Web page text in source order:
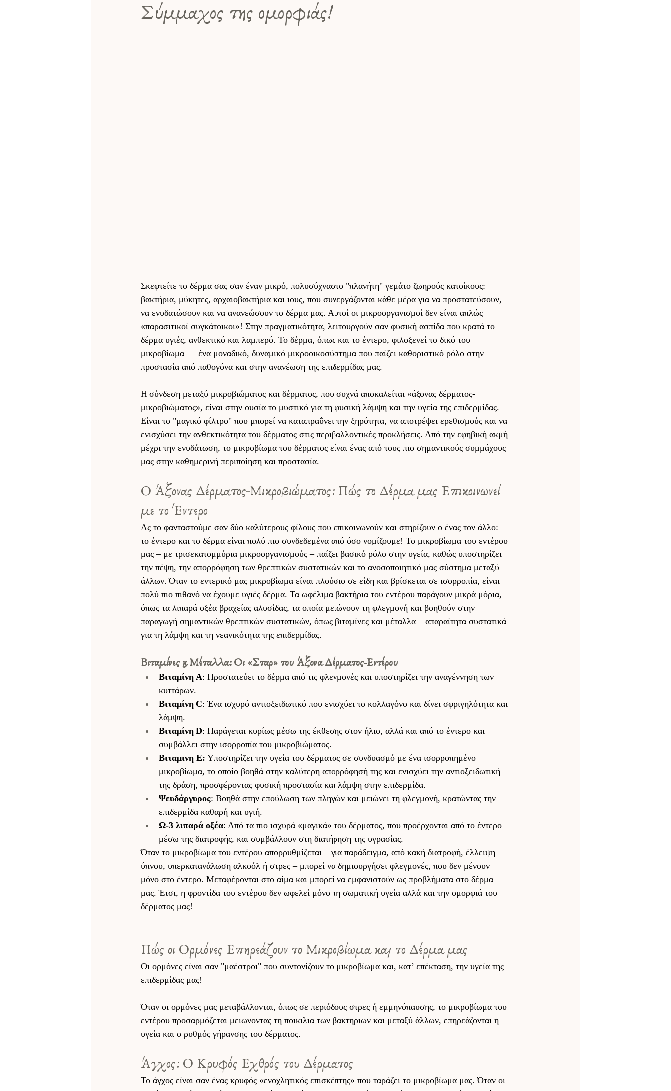
Σύμμαχος της ομορφιάς!
Σκεφτείτε το δέρμα σας σαν έναν μικρό, πολυσύχναστο "πλανήτη" γεμάτο ζωηρούς κατοίκους:
βακτήρια, μύκητες, αρχαιοβακτήρια και ιους, που συνεργάζονται κάθε μέρα για να προστατεύσουν,
να ενυδατώσουν και να ανανεώσουν το δέρμα μας. Αυτοί οι μικροοργανισμοί δεν είναι απλώς
«παρασιτικοί συγκάτοικοι»! Στην πραγματικότητα, λειτουργούν σαν φυσική ασπίδα που κρατά το
δέρμα υγιές, ανθεκτικό και λαμπερό. Το δέρμα, όπως και το έντερο, φιλοξενεί το δικό του
μικροβίωμα — ένα μοναδικό, δυναμικό μικροοικοσύστημα που παίζει καθοριστικό ρόλο στην
προστασία από παθογόνα και στην ανανέωση της επιδερμίδας μας.
H σύνδεση μεταξύ μικροβιώματος και δέρματος, που συχνά αποκαλείται «άξονας δέρματος-
μικροβιώματος», είναι στην ουσία το μυστικό για τη φυσική λάμψη και την υγεία της επιδερμίδας.
Είναι το "μαγικό φίλτρο" που μπορεί να καταπραΰνει την ξηρότητα, να αποτρέψει ερεθισμούς και να
ενισχύσει την ανθεκτικότητα του δέρματος στις περιβαλλοντικές προκλήσεις. Από την εφηβική ακμή
μέχρι την ενυδάτωση, το μικροβίωμα του δέρματος είναι ένας από τους πιο σημαντικούς συμμάχους
μας στην καθημερινή περιποίηση και προστασία.
Ο Άξονας Δέρματος-Μικροβιώματος: Πώς το Δέρμα μας Επικοινωνεί
με το Έντερο
Ας το φανταστούμε σαν δύο καλύτερους φίλους που επικοινωνούν και στηρίζουν ο ένας τον άλλο:
το έντερο και το δέρμα είναι πολύ πιο συνδεδεμένα από όσο νομίζουμε! Το μικροβίωμα του εντέρου
μας – με τρισεκατομμύρια μικροοργανισμούς – παίζει βασικό ρόλο στην υγεία, καθώς υποστηρίζει
την πέψη, την απορρόφηση των θρεπτικών συστατικών και το ανοσοποιητικό μας σύστημα μεταξύ
άλλων. Όταν το εντερικό μας μικροβίωμα είναι πλούσιο σε είδη και βρίσκεται σε ισορροπία, είναι
πολύ πιο πιθανό να έχουμε υγιές δέρμα. Τα ωφέλιμα βακτήρια του εντέρου παράγουν μικρά μόρια,
όπως τα λιπαρά οξέα βραχείας αλυσίδας, τα οποία μειώνουν τη φλεγμονή και βοηθούν στην
παραγωγή σημαντικών θρεπτικών συστατικών, όπως βιταμίνες και μέταλλα – απαραίτητα συστατικά
για τη λάμψη και τη νεανικότητα της επιδερμίδας.
Βιταμίνες και Μέταλλα: Οι «Σταρ» του Άξονα Δέρματος-Εντέρου
Βιταμίνη Α: Προστατεύει το δέρμα από τις φλεγμονές και υποστηρίζει την αναγέννηση των
κυττάρων.
Βιταμίνη C: Ένα ισχυρό αντιοξειδωτικό που ενισχύει το κολλαγόνο και δίνει σφριγηλότητα και
λάμψη.
Βιταμίνη D: Παράγεται κυρίως μέσω της έκθεσης στον ήλιο, αλλά και από το έντερο και
συμβάλλει στην ισορροπία του μικροβιώματος.
Βιταμινη Ε: Yποστηρίζει την υγεία του δέρματος σε συνδυασμό με ένα ισορροπημένο
μικροβίωμα, το οποίο βοηθά στην καλύτερη απορρόφησή της και ενισχύει την αντιοξειδωτική
της δράση, προσφέροντας φυσική προστασία και λάμψη στην επιδερμίδα.
Ψευδάργυρος: Βοηθά στην επούλωση των πληγών και μειώνει τη φλεγμονή, κρατώντας την
επιδερμίδα καθαρή και υγιή.
Ω-3 λιπαρά οξέα: Από τα πιο ισχυρά «μαγικά» του δέρματος, που προέρχονται από το έντερο
μέσω της διατροφής, και συμβάλλουν στη διατήρηση της υγρασίας.
Όταν το μικροβίωμα του εντέρου απορρυθμίζεται – για παράδειγμα, από κακή διατροφή, έλλειψη
ύπνου, υπερκατανάλωση αλκοόλ ή στρες – μπορεί να δημιουργήσει φλεγμονές, που δεν μένουν
μόνο στο έντερο. Μεταφέρονται στο αίμα και μπορεί να εμφανιστούν ως προβλήματα στο δέρμα
μας. Έτσι, η φροντίδα του εντέρου δεν ωφελεί μόνο τη σωματική υγεία αλλά και την ομορφιά του
δέρματος μας!
Πώς οι Ορμόνες Επηρεάζουν το Μικροβίωμα και το Δέρμα μας
Οι ορμόνες είναι σαν "μαέστροι" που συντονίζουν το μικροβίωμα και, κατ’ επέκταση, την υγεία της
επιδερμίδας μας!
Όταν οι ορμόνες μας μεταβάλλονται, όπως σε περιόδους στρες ή εμμηνόπαυσης, το μικροβίωμα του
εντέρου προσαρμόζεται μειωνοντας τη ποικιλια των βακτηριων και μεταξύ άλλων, επηρεάζονται η
υγεία και ο ρυθμός γήρανσης του δέρματος.
Άγχος: Ο Κρυφός Εχθρός του Δέρματος
Το άγχος είναι σαν ένας κρυφός «ενοχλητικός επισκέπτης» που ταράζει το μικροβίωμα μας. Όταν οι